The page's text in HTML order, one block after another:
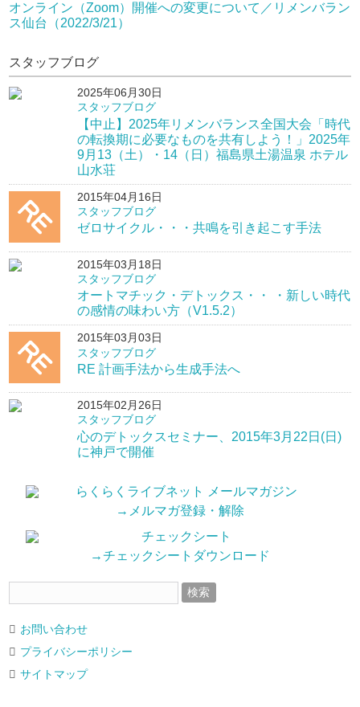
オンライン（Zoom）開催への変更について／リメンバラン
ス仙台（2022/3/21）
スタッフブログ
2025年06月30日
スタッフブログ
【中止】2025年リメンバランス全国大会「時代
の転換期に必要なものを共有しよう！」2025年
9月13（土）・14（日）福島県土湯温泉 ホテル
山水荘
2015年04月16日
スタッフブログ
ゼロサイクル・・・共鳴を引き起こす手法
2015年03月18日
スタッフブログ
オートマチック・デトックス・・ ・新しい時代
の感情の味わい方（V1.5.2）
2015年03月03日
スタッフブログ
RE 計画手法から生成手法へ
2015年02月26日
スタッフブログ
心のデトックスセミナー、2015年3月22日(日)
に神戸で開催
→メルマガ登録・解除
→チェックシートダウンロード
お問い合わせ
プライバシーポリシー
サイトマップ